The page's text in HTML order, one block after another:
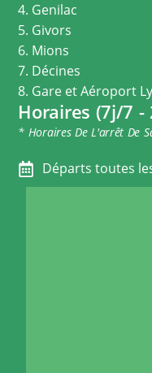
4. Genilac
5. Givors
6. Mions
7. Décines
8. Gare et Aéroport
Horaires (7j/7 -
* Horaires De L'arrêt De
Départs toutes